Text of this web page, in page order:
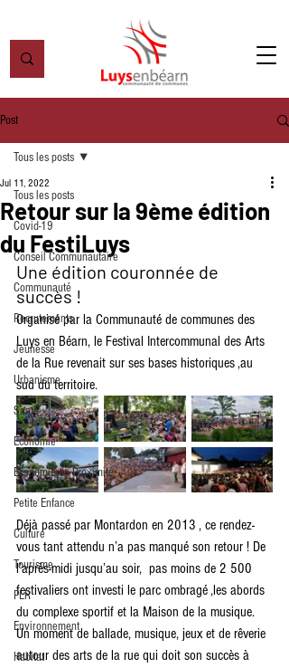
Post
Tous les posts
Covid-19
Conseil Communautaire
Communauté
Recrutements
Jeunesse
Urbanisme
Santé
Economie
Economie de Proximité
Petite Enfance
Culture
Tourisme
PLR
Environnement
Habitat
Tous les posts
Retour sur la 9ème édition
du FestiLuys
Jul 11, 2022
Une édition couronnée de
succès !
Organisé par la Communauté de communes des
Luys en Béarn, le Festival Intercommunal des Arts
de la Rue revenait sur ses bases historiques ,au
sud du territoire.
Déjà passé par Montardon en 2013 , ce rendez-
vous tant attendu n’a pas manqué son retour ! De
l’après-midi jusqu’au soir,  pas moins de 2 500
festivaliers ont investi le parc ombragé ,les abords
du complexe sportif et la Maison de la musique.
Un moment de ballade, musique, jeux et de rêverie
autour des arts de la rue qui doit son succès à